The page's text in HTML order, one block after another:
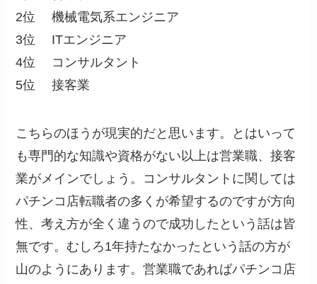
2位 機械電気系エンジニア
3位 ITエンジニア
4位 コンサルタント
5位 接客業
こちらのほうが現実的だと思います。とはいって
も専門的な知識や資格がない以上は営業職、接客
業がメインでしょう。コンサルタントに関しては
パチンコ店転職者の多くが希望するのですが方向
性、考え方が全く違うので成功したという話は皆
無です。むしろ1年持たなかったという話の方が
山のようにあります。営業職であればパチンコ店